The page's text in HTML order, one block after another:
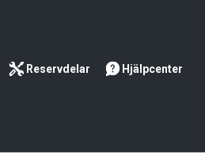
Reservdelar Hjälpcenter